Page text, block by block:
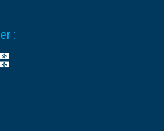
: